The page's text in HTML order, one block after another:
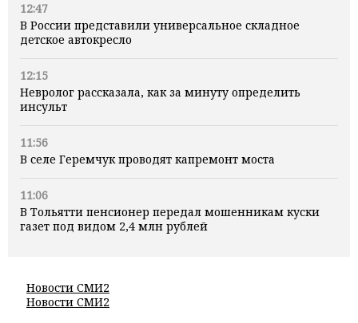
12:47
В России представили универсальное складное
детское автокресло
12:15
Невролог рассказала, как за минуту определить
инсульт
11:56
В селе Геремчук проводят капремонт моста
11:06
В Тольятти пенсионер передал мошенникам куски
газет под видом 2,4 млн рублей
Новости СМИ2
Новости СМИ2